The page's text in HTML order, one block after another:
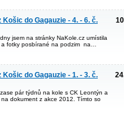
do Gagauzie - 4. - 6. č.
jsem na stránky NaKole.cz umístila
fotky posbírané na podzim na…
do Gagauzie - 1. - 3. č.
pár týdnů na kole s CK Leontýn a
dokument z akce 2012. Tímto so